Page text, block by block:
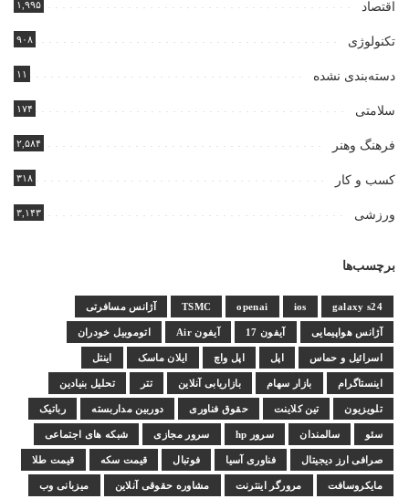
اقتصاد ۱,۹۹۵
تکنولوژی ۹۰۸
دسته‌بندی نشده ۱۱
سلامتی ۱۷۴
فرهنگ وهنر ۲,۵۸۴
کسب و کار ۳۱۸
ورزشی ۳,۱۴۳
برچسب‌ها
galaxy s24
ios
openai
TSMC آژانس مسافرتی
آژانس هواپیمایی آیفون 17 آیفون Air اتوموبیل خودران
اسرائیل و حماس اپل اپل واچ ایلان ماسک اینتل
اینستاگرام بازار سهام بازاریابی آنلاین تتر تحلیل بنیادین
تلویزیون تین کلاینت حقوق فناوری دوربین مداربسته رباتیک
سئو سالمندان سرور hp سرور مجازی شبکه های اجتماعی
صرافی ارز دیجیتال فناوری آسیا فوتبال قیمت سکه قیمت طلا
مایکروسافت مرورگر اینترنت مشاوره حقوقی آنلاین میزبانی وب